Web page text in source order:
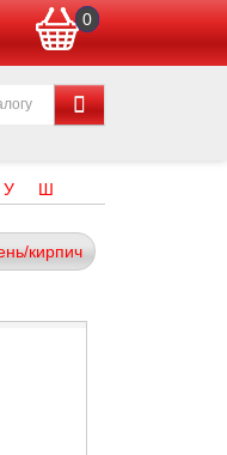
0
У Ш
кирпич